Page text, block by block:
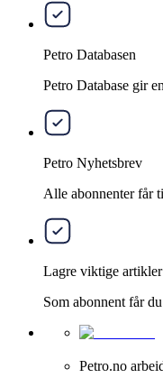
Petro Databasen
Petro Database gir
Petro Nyhetsbrev
Alle abonnenter får
Lagre viktige artikler
Som abonnent får
Petro.no